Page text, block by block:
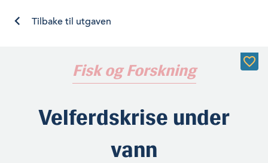
Tilbake til utgaven
Fisk og Forskning
Velferdskrise under
vann